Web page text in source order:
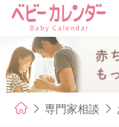
専門家相談